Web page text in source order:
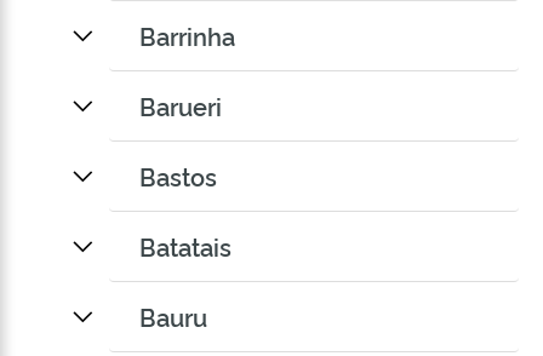
Barrinha
Barueri
Bastos
Batatais
Bauru